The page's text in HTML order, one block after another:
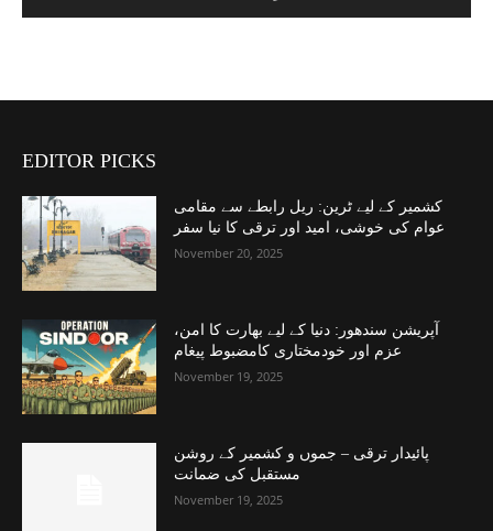
EDITOR PICKS
کشمیر کے لیے ٹرین: ریل رابطے سے مقامی
عوام کی خوشی، امید اور ترقی کا نیا سفر
November 20, 2025
آپریشن سندھور: دنیا کے لیے بھارت کا امن،
عزم اور خودمختاری کامضبوط پیغام
November 19, 2025
پائیدار ترقی – جموں و کشمیر کے روشن
مستقبل کی ضمانت
November 19, 2025